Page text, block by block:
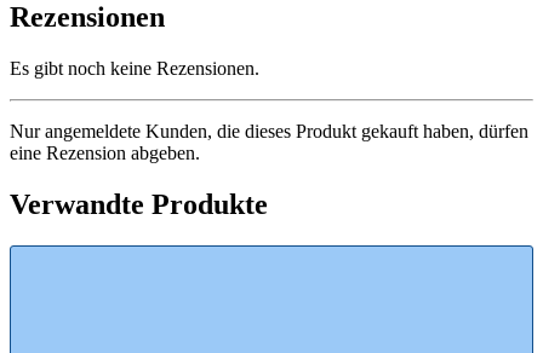
Rezensionen
Es gibt noch keine Rezensionen.
Nur angemeldete Kunden, die dieses Produkt gekauft haben, dürfen
eine Rezension abgeben.
Verwandte Produkte